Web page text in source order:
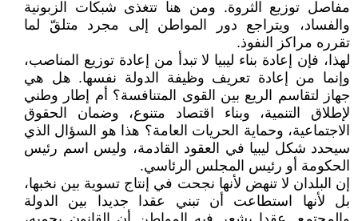
مفاصل توزيع الثروة. ومن هنا تتغذى شبكات الزبونية
والفساد، ويتراجع دور المواطن إلى مجرد متلقّ لما
تقرره مراكز النفوذ.
لهذا، فإن إعادة بناء ليبيا لا تبدأ من إعادة توزيع المناصب،
وإنما من إعادة تعريف وظيفة الدولة نفسها. هل هي
جهاز لتقاسم الريع بين القوى المتنافسة؟ أم إطار وطني
لإطلاق التنمية، وبناء اقتصاد متنوع، وضمان الحقوق
الاجتماعية، وحماية الحريات العامة؟ هذا هو السؤال الذي
سيحدد شكل ليبيا في العقود القادمة، وليس اسم رئيس
الحكومة أو رئيس المجلس الرئاسي.
إن البلدان لا تنهض لأنها نجحت في إنتاج تسوية بين نخبها،
بل لأنها استطاعت أن تبني عقدا جديدا بين الدولة